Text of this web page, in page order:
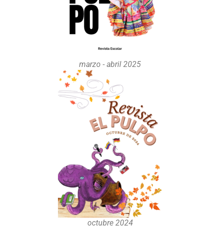
marzo - abril 2025
octubre 2024